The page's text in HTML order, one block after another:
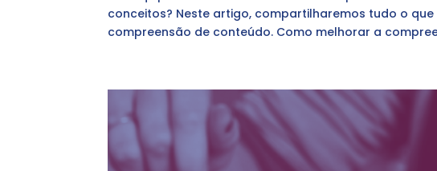
conceitos? Neste artigo, compartilharemos tudo o
compreensão de conteúdo. Como melhorar a